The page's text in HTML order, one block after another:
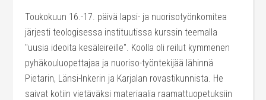
Toukokuun 16.-17. päivä lapsi- ja nuorisotyönkomitea
järjesti teologisessa instituutissa kurssin teemalla
"uusia ideoita kesäleireille". Koolla oli reilut kymmenen
pyhäkouluopettajaa ja nuoriso-työntekijää lähinnä
Pietarin, Länsi-Inkerin ja Karjalan rovastikunnista. He
saivat kotiin vietäväksi materiaalia raamattuopetuksiin